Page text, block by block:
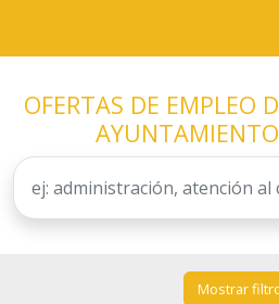
OFERTAS DE EMPLEO
Mostrar